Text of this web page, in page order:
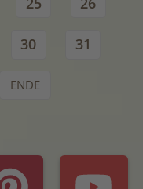
30 31
ENDE